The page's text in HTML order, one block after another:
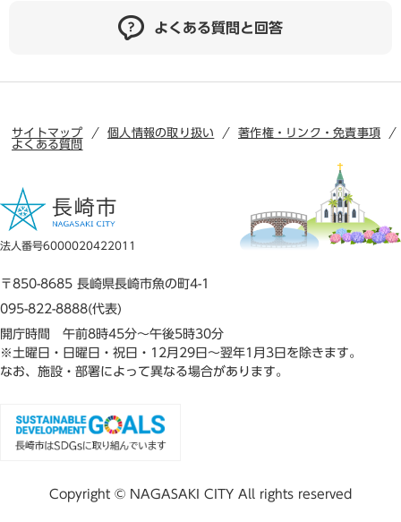
よくある質問と回答
サイトマップ 個人情報の取り扱い
著作権・リンク・免責事項
よくある質問
法人番号6000020422011
〒850-8685 長崎県長崎市魚の町4-1
095-822-8888(代表)
開庁時間 午前8時45分～午後5時30分
※土曜日・日曜日・祝日・12月29日～翌年1月3日を除きます。
なお、施設・部署によって異なる場合があります。
Copyright © NAGASAKI CITY All rights reserved